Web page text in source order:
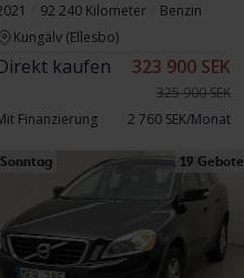
92 240 Kilometer
Benzin
Kungälv (Ellesbo)
kaufen 323 900 SEK
325 900 SEK
Finanzierung
2 760 SEK/Monat
Sonntag 19 Gebote